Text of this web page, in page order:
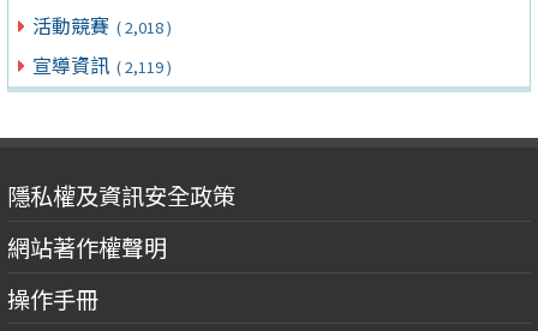
活動競賽 ( 2,018 )
宣導資訊 ( 2,119 )
隱私權及資訊安全政策
網站著作權聲明
操作手冊